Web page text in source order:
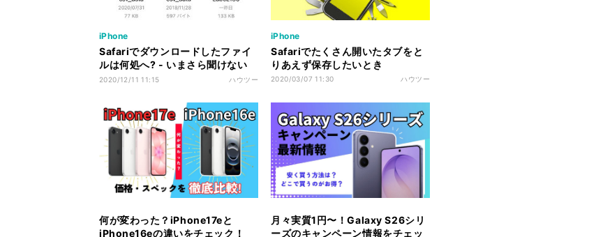
iPhone
Safariでダウンロードしたファイ
ルは何処へ? - いまさら聞けない
iPhoneのなぜ
2020/12/11 11:15 ハウツー
iPhone
Safariでたくさん開いたタブをと
りあえず保存したいとき
2020/03/07 11:30 ハウツー
何が変わった？iPhone17eと
iPhone16eの違いをチェック！
月々実質1円〜！Galaxy S26シリ
ーズのキャンペーン情報をチェッ